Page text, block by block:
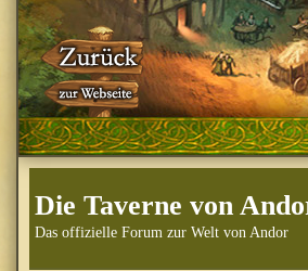
Die Taverne von
Das offizielle Forum zur Welt von Andor